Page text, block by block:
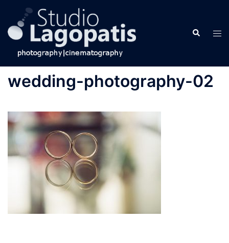
content
Search
wedding-photography-02